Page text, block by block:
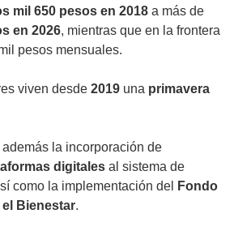
mil 650 pesos en 2018 a más de
en 2026, mientras que en la frontera
pesos mensuales.
viven desde 2019 una primavera
la incorporación de
digitales al sistema de
como la implementación del
Fondo
Bienestar.